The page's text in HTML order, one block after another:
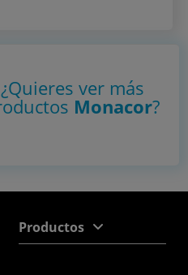
¿Quieres ver más
Monacor?
Productos